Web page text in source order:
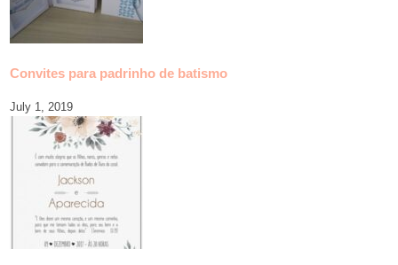
Convites para padrinho de batismo
July 1, 2019